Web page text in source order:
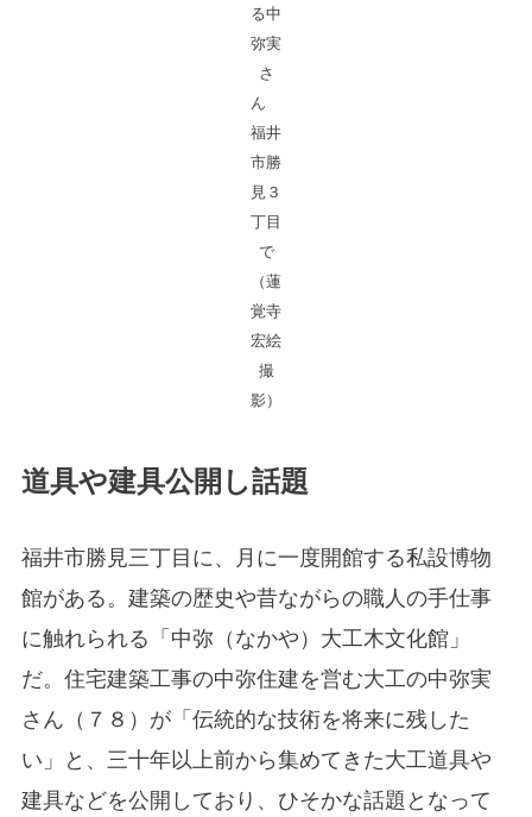
る中
弥実
さ
ん
福井
市勝
見３
丁目
で
（蓮
覚寺
宏絵
撮
影）
道具や建具公開し話題
福井市勝見三丁目に、月に一度開館する私設博物
館がある。建築の歴史や昔ながらの職人の手仕事
に触れられる「中弥（なかや）大工木文化館」
だ。住宅建築工事の中弥住建を営む大工の中弥実
さん（７８）が「伝統的な技術を将来に残した
い」と、三十年以上前から集めてきた大工道具や
建具などを公開しており、ひそかな話題となって